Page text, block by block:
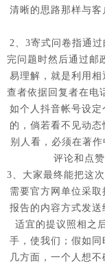
清晰的思路那样与
2、3寄式问卷指通
完问题时然后通过邮
易理解，就是利用
查者依据回复者在电
如个人抖音帐号设
的，倘若看不见动
别人看，必须在著
评论和点
3、大家最终能把这
需要官方网单位采
报告的内容方式发
适宜的提议照相之
手，使我们；假如
几方面，一个人想